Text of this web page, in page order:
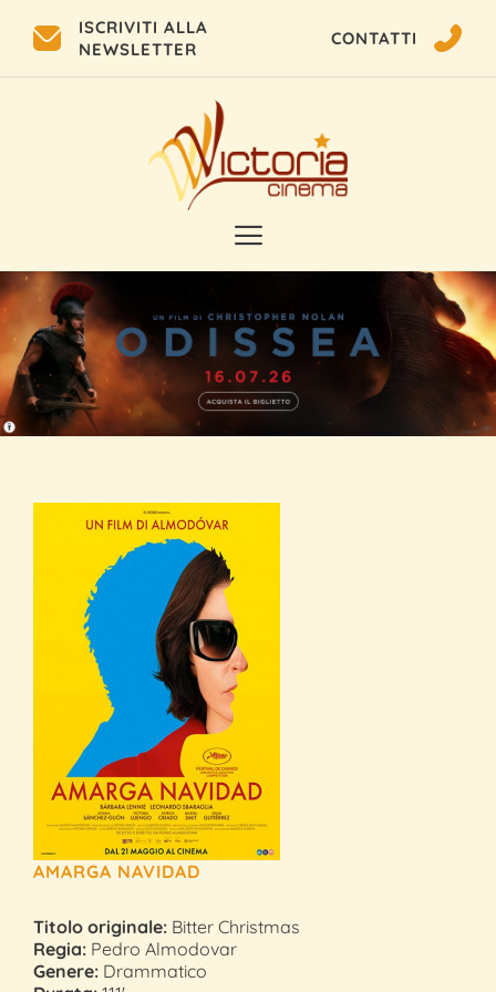
ISCRIVITI ALLA
NEWSLETTER
CONTATTI
AMARGA NAVIDAD
Titolo originale: Bitter Christmas
Regia: Pedro Almodovar
Genere: Drammatico